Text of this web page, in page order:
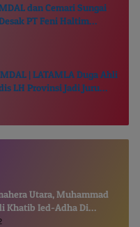
dan Cemari Sungai
PT Feni Haltim
| LATAMLA Duga Ahli
LH Provinsi Jadi Juru
Utara, Muhammad
Khatib Ied-Adha Di